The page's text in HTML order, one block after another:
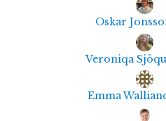
Oskar
Veroniqa
Emma